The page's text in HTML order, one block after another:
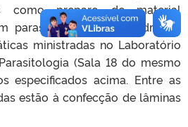
como preparo de material
parasitos, reagentes, vidrarias,
ministradas no Laboratório
(Sala 18 do mesmo
especificados acima. Entre as
estão à confecção de lâminas